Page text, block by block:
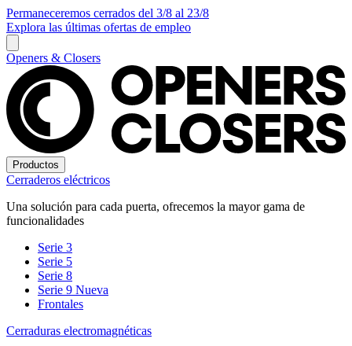
Permaneceremos cerrados del 3/8 al 23/8
Explora las últimas ofertas de empleo
Openers & Closers
Productos
Cerraderos eléctricos
Una solución para cada puerta, ofrecemos la mayor gama de
funcionalidades
Serie 3
Serie 5
Serie 8
Serie 9 Nueva
Frontales
Cerraduras electromagnéticas